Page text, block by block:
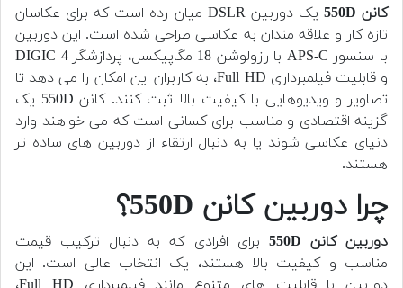
کانن 550D
یک دوربین DSLR میان رده است که برای عکاسان
تازه کار و علاقه مندان به عکاسی طراحی شده است. این دوربین
با سنسور APS-C با رزولوشن 18 مگاپیکسل، پردازشگر DIGIC 4
و قابلیت فیلمبرداری Full HD، به کاربران این امکان را می دهد تا
تصاویر و ویدیوهایی با کیفیت بالا ثبت کنند. کانن 550D یک
گزینه اقتصادی و مناسب برای کسانی است که می خواهند وارد
دنیای عکاسی شوند یا به دنبال ارتقاء از دوربین های ساده تر
هستند.
چرا دوربین کانن 550D؟
دوربین کانن 550D
برای افرادی که به دنبال ترکیب قیمت
مناسب و کیفیت بالا هستند، یک انتخاب عالی است. این